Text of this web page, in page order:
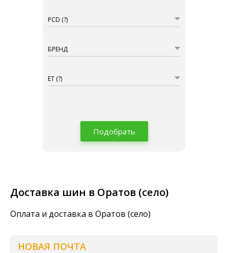
PCD (?)
БРЕНД
ET (?)
Подобрать
Доставка шин в Оратов (село)
Оплата и доставка в Оратов (село)
НОВАЯ ПОЧТА